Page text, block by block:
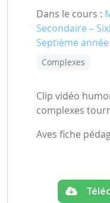
Dans le cours :
Secondaire –
Septième année
Complexes
Clip vidéo
complexes
Aves fiche